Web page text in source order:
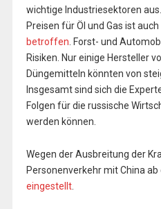
wichtige Industriesektoren
Preisen für Öl und Gas ist
betroffen . Forst- und
Risiken. Nur einige Hersteller
Düngemitteln könnten von
Insgesamt sind sich die
Folgen für die russische
werden können.
Wegen der Ausbreitung der
Personenverkehr mit China ab
eingestellt.